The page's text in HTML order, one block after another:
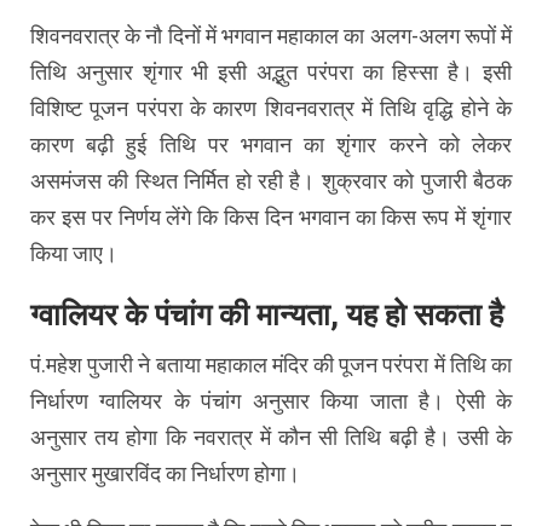
शिवनवरात्र के नौ दिनों में भगवान महाकाल का अलग-अलग रूपों में
तिथि अनुसार शृंगार भी इसी अद्भुत परंपरा का हिस्सा है। इसी
विशिष्ट पूजन परंपरा के कारण शिवनवरात्र में तिथि वृद्धि होने के
कारण बढ़ी हुई तिथि पर भगवान का शृंगार करने को लेकर
असमंजस की स्थित निर्मित हो रही है। शुक्रवार को पुजारी बैठक
कर इस पर निर्णय लेंगे कि किस दिन भगवान का किस रूप में शृंगार
किया जाए।
ग्वालियर के पंचांग की मान्यता, यह हो सकता है
पं.महेश पुजारी ने बताया महाकाल मंदिर की पूजन परंपरा में तिथि का
निर्धारण ग्वालियर के पंचांग अनुसार किया जाता है। ऐसी के
अनुसार तय होगा कि नवरात्र में कौन सी तिथि बढ़ी है। उसी के
अनुसार मुखारविंद का निर्धारण होगा।